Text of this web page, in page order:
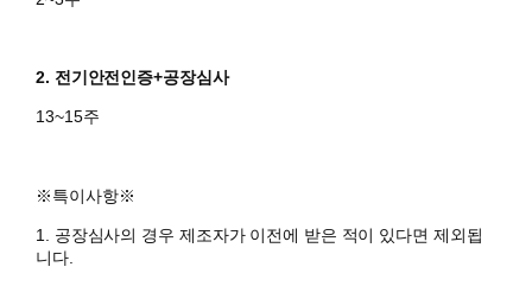
2. 전기안전인증+공장심사
13~15주
※특이사항※
1. 공장심사의 경우 제조자가 이전에 받은 적이 있다면 제외됩
니다.